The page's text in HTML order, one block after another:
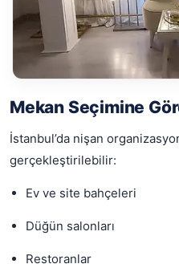
Mekan Seçimine
İstanbul’da nişan
gerçekleştirilebilir:
Ev ve site bahçeleri
Düğün salonları
Restoranlar